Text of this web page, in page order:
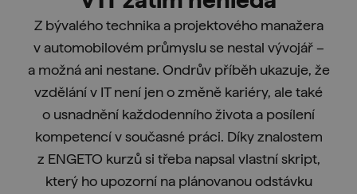
Z bývalého technika a projektového manažera
v automobilovém průmyslu se nestal vývojář –
a možná ani nestane. Ondrův příběh ukazuje, že
vzdělání v IT není jen o změně kariéry, ale také
o usnadnění každodenního života a posílení
kompetencí v současné práci. Díky znalostem
z ENGETO kurzů si třeba napsal vlastní skript,
který ho upozorní na plánovanou odstávku